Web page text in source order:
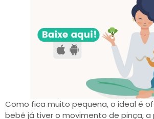
Como fica muito pequena, o ideal é
bebê já tiver o movimento de pinça, a